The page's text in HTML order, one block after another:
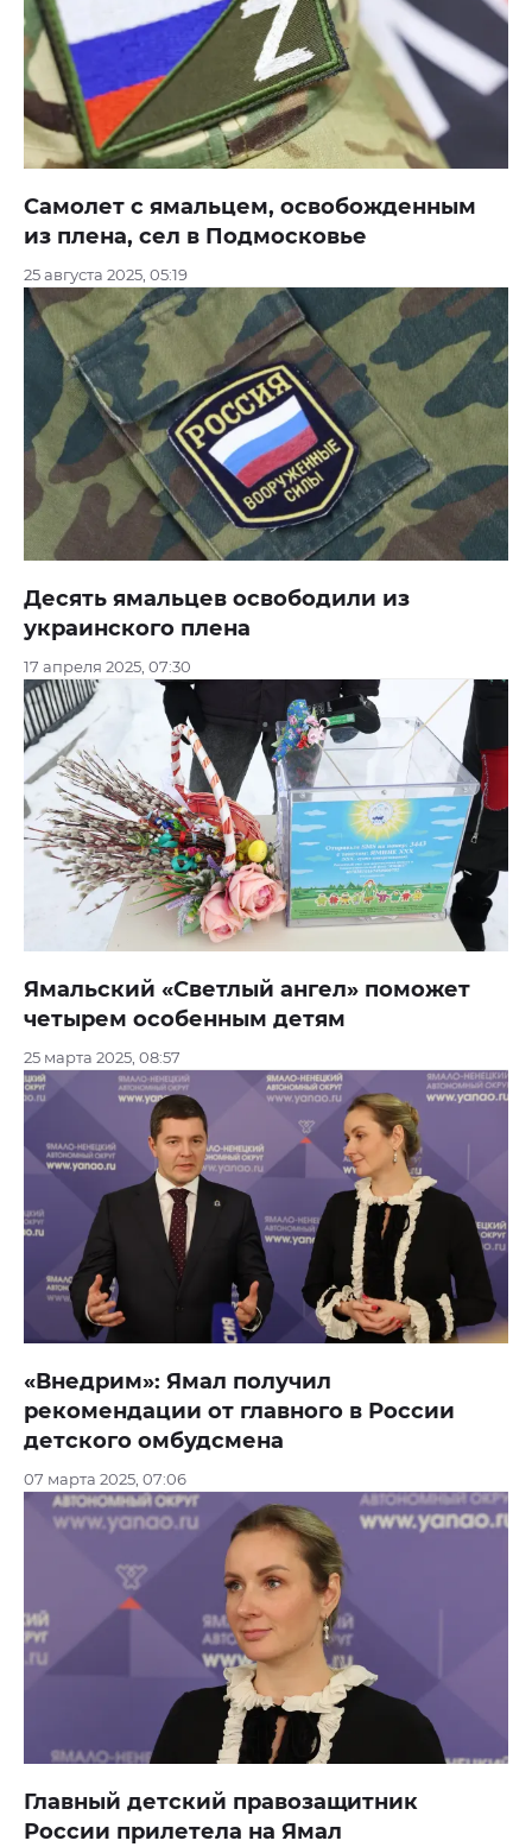
Самолет с ямальцем, освобожденным
из плена, сел в Подмосковье
25 августа 2025, 05:19
Десять ямальцев освободили из
украинского плена
17 апреля 2025, 07:30
Ямальский «Светлый ангел» поможет
четырем особенным детям
25 марта 2025, 08:57
«Внедрим»: Ямал получил
рекомендации от главного в России
детского омбудсмена
07 марта 2025, 07:06
Главный детский правозащитник
России прилетела на Ямал